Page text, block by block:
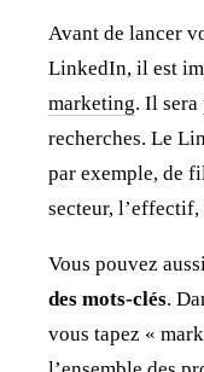
Avant de lancer
LinkedIn, il est
marketing. Il
recherches. Le
par exemple, de
secteur,
Vous pouvez
des mots-clés.
vous tapez «